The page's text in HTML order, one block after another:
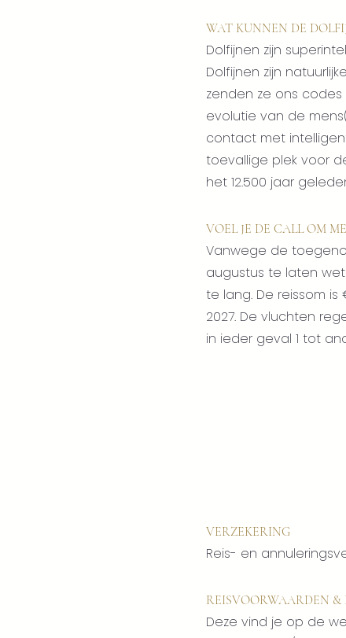
WAT KUNNEN DE
Dolfijnen zijn
Dolfijnen zijn
zenden ze ons
evolutie van de
contact met
toevallige plek voor
het 12.500 jaar
VOEL JE DE CALL OM
Vanwege de
augustus te laten
te lang. De reissom is
2027. De vluchten
in ieder geval 1 tot
VERZEKERING
Reis- en
REISVOORWAARDEN
Deze vind je op de